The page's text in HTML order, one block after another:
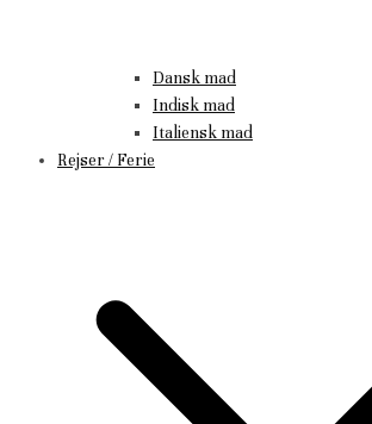
Dansk mad
Indisk mad
Italiensk mad
Rejser / Ferie